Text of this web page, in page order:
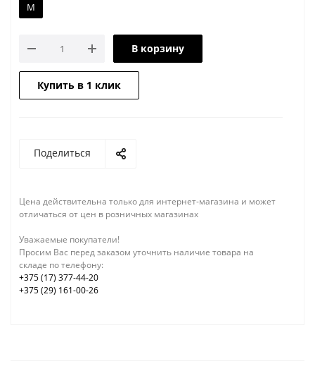
M
В корзину
Купить в 1 клик
Поделиться
Цена действительна только для интернет-магазина и может
отличаться от цен в розничных магазинах
Уважаемые покупатели!
Просим Вас перед заказом уточнить наличие товара на
складе по телефону:
+375 (17) 377-44-20
+375 (29) 161-00-26